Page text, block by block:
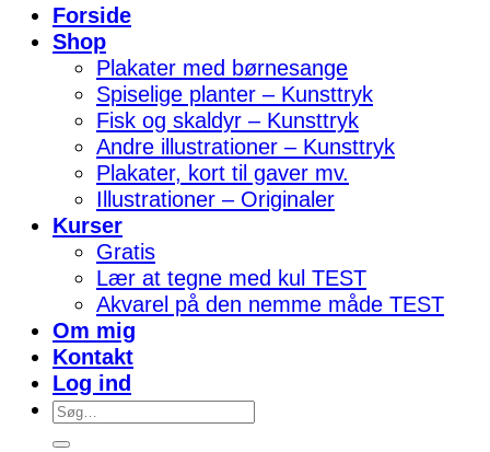
Forside
Shop
Plakater med børnesange
Spiselige planter – Kunsttryk
Fisk og skaldyr – Kunsttryk
Andre illustrationer – Kunsttryk
Plakater, kort til gaver mv.
Illustrationer – Originaler
Kurser
Gratis
Lær at tegne med kul TEST
Akvarel på den nemme måde TEST
Om mig
Kontakt
Log ind
Søg